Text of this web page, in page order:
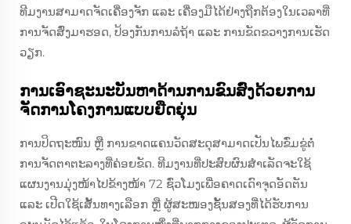
ທີມງານສາມາດຈັດເຄື່ອງຈັກ ແລະ ເຄື່ອງມືໄດ້ຢ່າງຖືກຕ້ອງໃນເວລາທີ່
ການຈັດສົ່ງມາຮອດ, ປ້ອງກັນການລໍຖ້າ ແລະ ການຂັດຂວາງການເຮັດ
ວຽກ.
ການເອົາຊະນະບັນຫາດ້ານການຂົນສົ່ງດ້ວຍການ
ຈັດການໂຄງການແບບຍືດຍຸ່ນ
ການປິດຖະໜົນ ຫຼື ການຂາດແຄນວັດສະດຸສາມາດເປັນໄພຂົ່ມຂູ່ຕໍ່
ການຈັດຕາຕະລາງທີ່ຄ່ອຍຂັດ. ທີມງານທີ່ປະສົບຜົນສຳເລັດຈະໃຊ້
ແຜນງານມຸ່ງໜ້າໄປຂ້າງໜ້າ 72 ຊົ່ວໂມງເພື່ອຄາດເດົາຈຸດອັດຕັນ
ແລະ ເປີດໃຊ້ເສັ້ນທາງເລືອກ ຫຼື ຜູ້ສະໜອງຊັ້ນສອງທີ່ໄດ້ຮັບການ